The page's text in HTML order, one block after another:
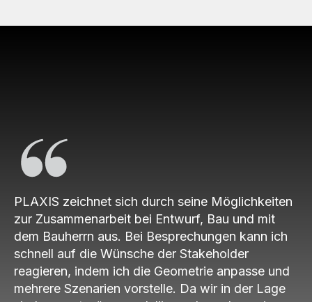
PLAXIS zeichnet sich durch seine Möglichkeiten
zur Zusammenarbeit bei Entwurf, Bau und mit
dem Bauherrn aus. Bei Besprechungen kann ich
schnell auf die Wünsche der Stakeholder
reagieren, indem ich die Geometrie anpasse und
mehrere Szenarien vorstelle. Da wir in der Lage